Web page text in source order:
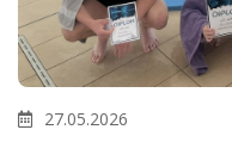
27.05.2026